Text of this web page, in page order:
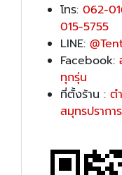
โทร: 062-
015-5755
LINE:
Facebook:
ทุกรุ่น
ที่ตั้งร้าน : ต
สมุทรปรากา